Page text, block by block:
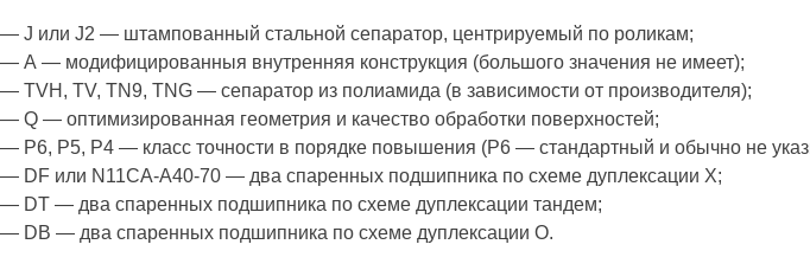
— J или J2 — штампованный стальной сепаратор, центрируемый по роликам;
— А — модифицированныя внутренняя конструкция (большого значения не имеет);
— TVH, TV, TN9, TNG — сепаратор из полиамида (в зависимости от производителя);
— Q — оптимизированная геометрия и качество обработки поверхностей;
— P6, P5, P4 — класс точности в порядке повышения (P6 — стандартный и обычно не
— DF или N11CA-A40-70 — два спаренных подшипника по схеме дуплексации X;
— DT — два спаренных подшипника по схеме дуплексации тандем;
— DB — два спаренных подшипника по схеме дуплексации О.